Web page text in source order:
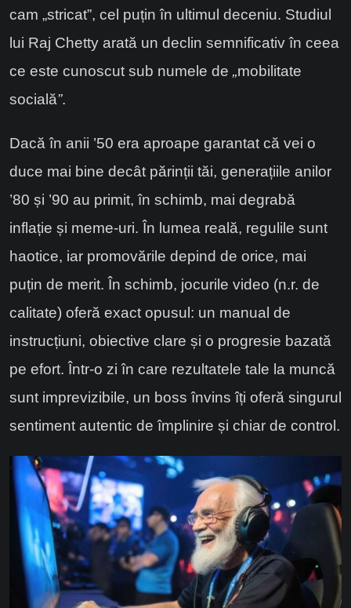
cam „stricat”, cel puțin în ultimul deceniu. Studiul
lui Raj Chetty arată un declin semnificativ în ceea
ce este cunoscut sub numele de „mobilitate
socială”.
Dacă în anii ’50 era aproape garantat că vei o
duce mai bine decât părinții tăi, generațiile anilor
’80 și ’90 au primit, în schimb, mai degrabă
inflație și meme-uri. În lumea reală, regulile sunt
haotice, iar promovările depind de orice, mai
puțin de merit. În schimb, jocurile video (n.r. de
calitate) oferă exact opusul: un manual de
instrucțiuni, obiective clare și o progresie bazată
pe efort. Într-o zi în care rezultatele tale la muncă
sunt imprevizibile, un boss învins îți oferă singurul
sentiment autentic de împlinire și chiar de control.